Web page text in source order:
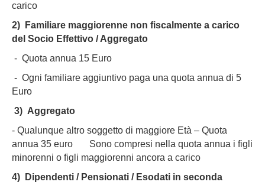
carico
2)
Familiare maggiorenne non fiscalmente a carico
del Socio Effettivo / Aggregato
- Quota annua 15 Euro
- Ogni familiare aggiuntivo paga una quota annua di 5
Euro
3) Aggregato
- Qualunque altro soggetto di maggiore Età – Quota
annua 35 euro Sono compresi nella quota annua i figli
minorenni o figli maggiorenni ancora a carico
4)
Dipendenti / Pensionati / Esodati in seconda